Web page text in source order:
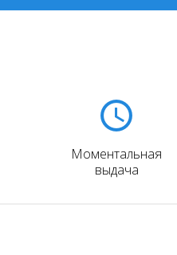
Моментальная
выдача